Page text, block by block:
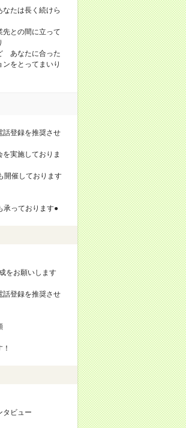
たは長く続けら
先との間に立って
あなたに合った
をとってまいり
話登録を推奨させ
実施しておりま
開催しております
承っております●
をお願いします
話登録を推奨させ
タビュー